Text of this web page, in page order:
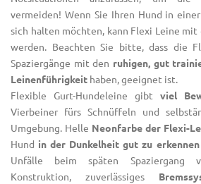
vermeiden! Wenn Sie Ihren Hund in
sich halten möchten, kann Flexi Leine
werden. Beachten Sie bitte, dass die
Spaziergänge mit den ruhigen, gut
Leinenführigkeit haben, geeignet ist.
Flexible Gurt-Hundeleine gibt viel
Vierbeiner fürs Schnüffeln und
Umgebung. Helle Neonfarbe der Flexi-
Hund in der Dunkelheit gut zu erkennen
Unfälle beim späten Spaziergang
Konstruktion, zuverlässiges